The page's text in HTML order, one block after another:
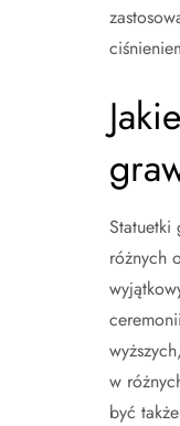
Statuetki
różnych
w
być